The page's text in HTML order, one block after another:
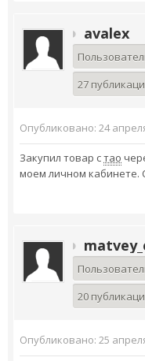
avalex
27
Опубликовано: 24
Закупил товар стао
моем личном кабинете.
20
Опубликовано: 25